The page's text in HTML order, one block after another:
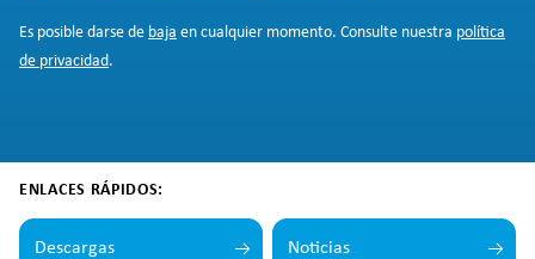
Es posible darse de baja en cualquier momento. Consulte nuestra política
de privacidad.
ENLACES RÁPIDOS:
Descargas Noticias